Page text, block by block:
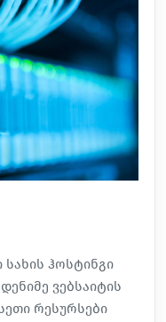
სახის ჰოსტინგი
ვებსაიტის
რესურსები